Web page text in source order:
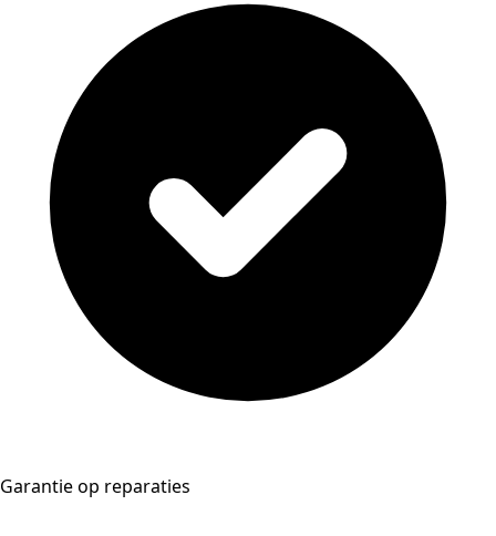
Garantie op reparaties